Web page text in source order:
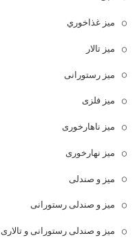
ميز غذاخوري
میز تالار
میز رستورانی
میز فلزی
میز ناهارخوری
میز نهارخوری
میز و صندلی
میز و صندلی رستورانی
میز و صندلی رستورانی و تالاری